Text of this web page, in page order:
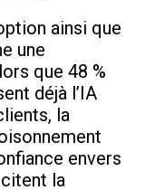
ainsi que
une
que 48 %
déjà l’IA
la
envers
la